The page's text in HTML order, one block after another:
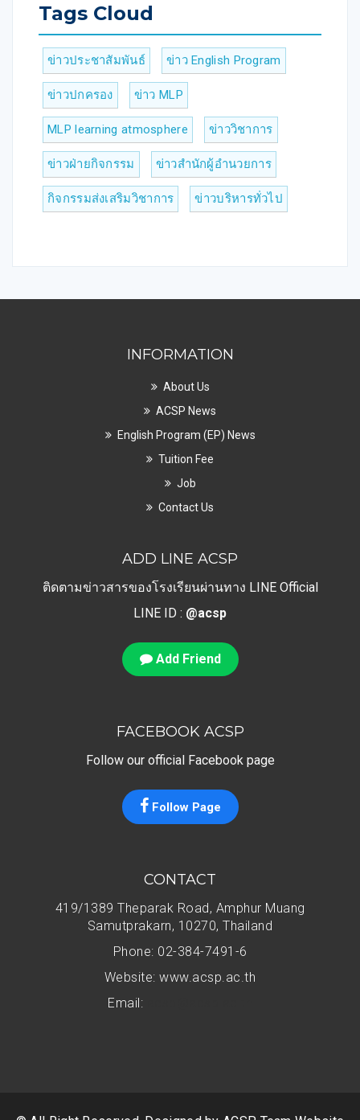
Tags Cloud
ข่าวประชาสัมพันธ์ ข่าว English Program
ข่าวปกครอง ข่าว MLP
MLP learning atmosphere ข่าววิชาการ
ข่าวฝ่ายกิจกรรม ข่าวสำนักผู้อำนวยการ
กิจกรรมส่งเสริมวิชาการ ข่าวบริหารทั่วไป
INFORMATION
About Us
ACSP News
English Program (EP) News
Tuition Fee
Job
Contact Us
ADD LINE ACSP
ติดตามข่าวสารของโรงเรียนผ่านทาง LINE Official
LINE ID : @acsp
Add Friend
FACEBOOK ACSP
Follow our official Facebook page
Follow Page
CONTACT
419/1389 Theparak Road, Amphur Muang
Samutprakarn, 10270, Thailand
Phone: 02-384-7491-6
Website: www.acsp.ac.th
Email: